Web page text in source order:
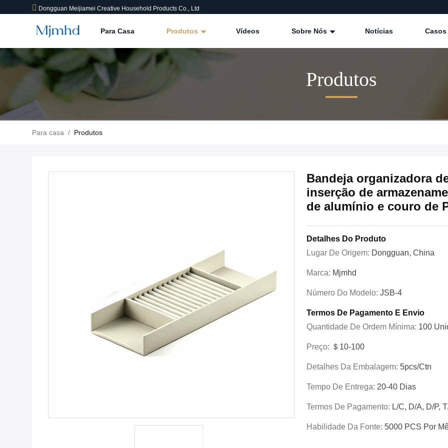
Dongguan Meijiamei Creative Household Products Co., Ltd
Para Casa Produtos Vídeos Sobre Nós Notícias Casos
Produtos
Para casa / Produtos
Bandeja organizadora
inserção de
de alumínio e couro de
Detalhes Do Produto
Lugar De Origem: Dongguan, China
Marca: Mjmhd
Número Do Modelo: JSB-4
Termos De Pagamento E Envio
Quantidade De Ordem Mínima: 100
Preço: ＄10-100
Detalhes Da Embalagem: 5pcs/ctn
Tempo De Entrega: 20-40 Dias
Termos De Pagamento: L/C, D/A, D/P,
Habilidade Da Fonte: 5000 PCS Por